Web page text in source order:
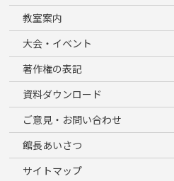
教室案内
大会・イベント
著作権の表記
資料ダウンロード
ご意見・お問い合わせ
館長あいさつ
サイトマップ